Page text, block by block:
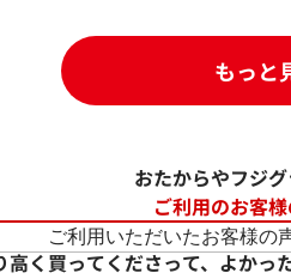
もっと
おたからやフジ
ご利用のお客
ご利用いただいたお客様の
とても丁寧に対応して頂きまし